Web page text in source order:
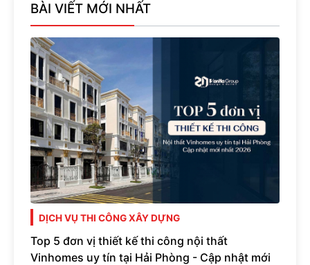
BÀI VIẾT MỚI NHẤT
DỊCH VỤ THI CÔNG XÂY DỰNG
Top 5 đơn vị thiết kế thi công nội thất
Vinhomes uy tín tại Hải Phòng - Cập nhật mới